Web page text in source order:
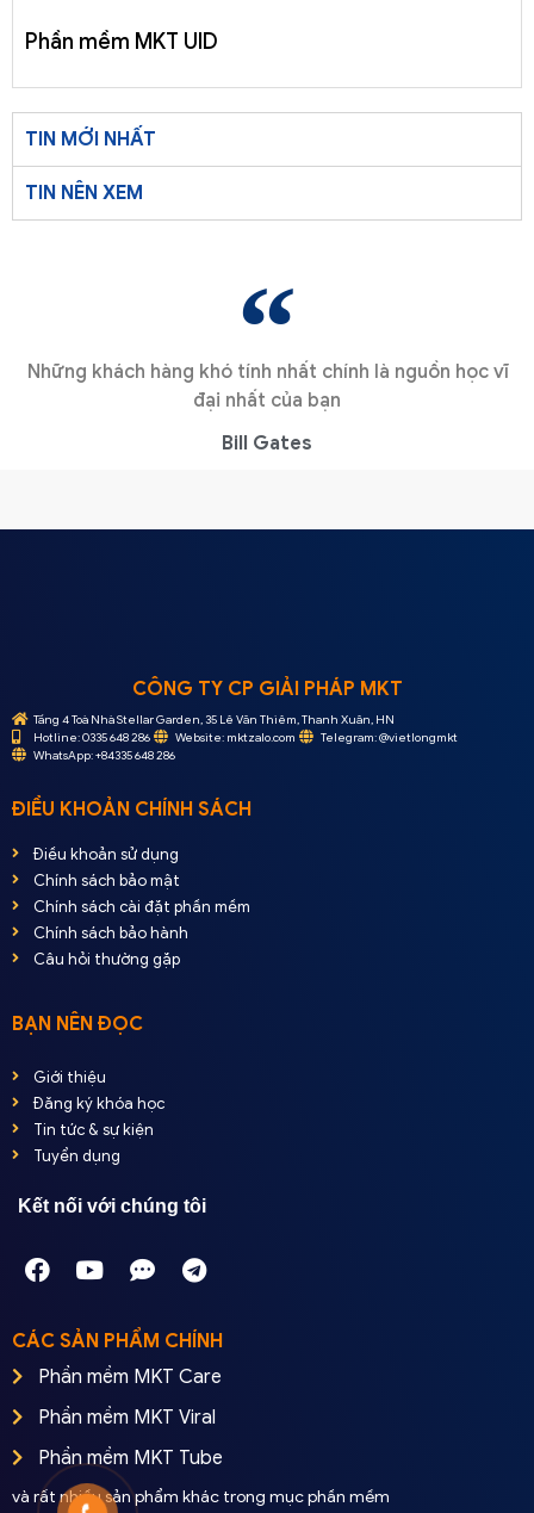
Phần mềm MKT UID
TIN MỚI NHẤT
TIN NÊN XEM
Những khách hàng khó tính nhất chính là nguồn học vĩ
đại nhất của bạn
Bill Gates
CÔNG TY CP GIẢI PHÁP MKT
Tầng 4 Toà Nhà Stellar Garden, 35 Lê Văn Thiêm, Thanh Xuân, HN
Hotline: 0335 648 286
Website: mktzalo.com
Telegram: @vietlongmkt
WhatsApp: +84335 648 286
ĐIỀU KHOẢN CHÍNH SÁCH
Điều khoản sử dụng
Chính sách bảo mật
Chính sách cài đặt phần mềm
Chính sách bảo hành
Câu hỏi thường gặp
BẠN NÊN ĐỌC
Giới thiệu
Đăng ký khóa học
Tin tức & sự kiện
Tuyển dụng
Kết nối với chúng tôi
CÁC SẢN PHẨM CHÍNH
Phần mềm MKT Care
Phần mềm MKT Viral
Phần mềm MKT Tube
và rất nhiều sản phẩm khác trong mục phần mềm